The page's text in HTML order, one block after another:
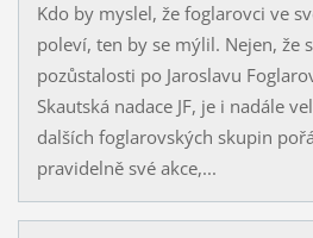
Kdo by myslel, že foglarovci ve
poleví, ten by se mýlil. Nejen, že
pozůstalosti po Jaroslavu
Skautská nadace JF, je i nadále
dalších foglarovských skupin
pravidelně své akce,...